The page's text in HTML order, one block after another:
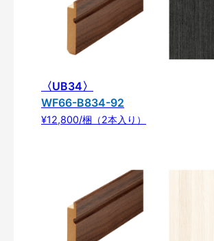
〈UB34〉
WF66-B834-92
¥12,800/梱（2本入り）